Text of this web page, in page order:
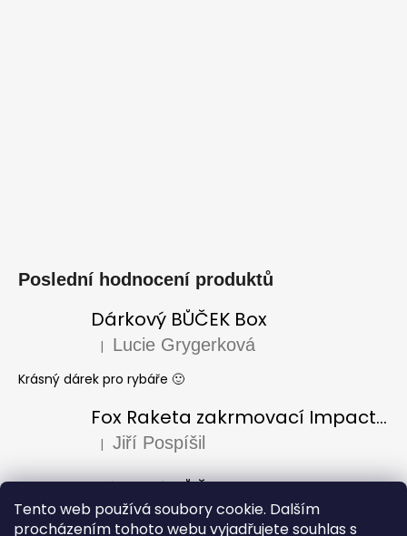
Tento web používá soubory cookie. Dalším
procházením tohoto webu vyjadřujete souhlas s
Poslední hodnocení produktů
Dárkový BŮČEK Box
Hodnocení produktu je 5 z 5 hvězdiček.
| Lucie Grygerková
Krásný dárek pro rybáře 🙂
Fox Raketa zakrmovací Impact Spod
Hodnocení produktu je 5 z 5 hvězdiček.
| Jiří Pospíšil
Dárkový BŮČEK Box
Hodnocení produktu je 5 z 5 hvězdiček.
| Laura Varadi